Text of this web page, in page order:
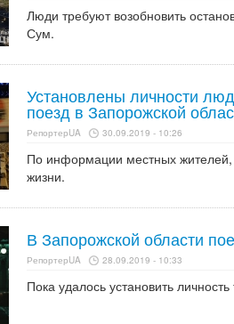
Люди требуют возобновить
Сум.
Установлены личности
поезд в Запорожской
РепортерUA 30.09.2019 - 10:26
По информации местных
жизни.
В Запорожской области
РепортерUA 28.09.2019 - 10:33
Пока удалось установить